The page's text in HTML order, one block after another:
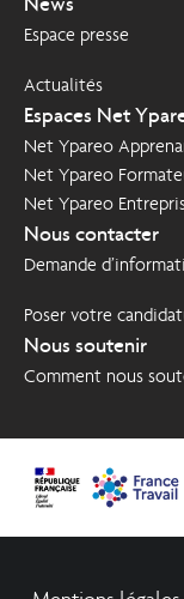
Espace presse
Actualités
Espaces Net
Net Ypareo
Net Ypareo
Net Ypareo
Nous contacter
Demande
Poser votre
Nous soutenir
Comment nous